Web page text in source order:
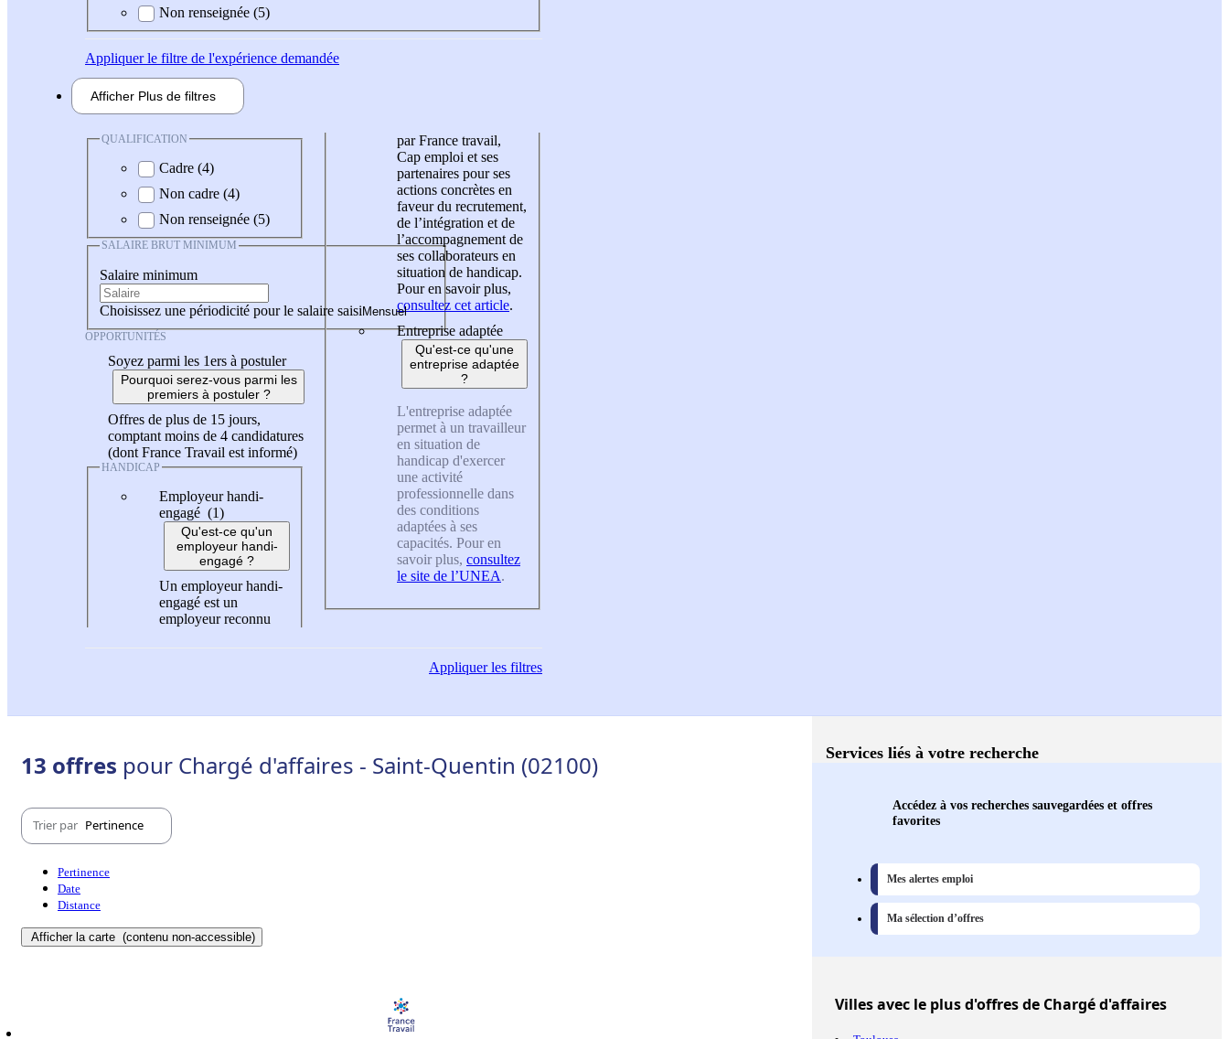
Non renseignée (5)
Appliquerle filtre de l'expérience demandée
Afficher Plus de filtres
QUALIFICATION
Cadre (4)
Non cadre (4)
Non renseignée (5)
SALAIRE BRUT MINIMUM
Salaire minimum
Choisissez une périodicité pour le salaire saisi
OPPORTUNITÉS
Soyez parmi les 1ers à postuler
Pourquoi serez-vous parmi les
premiers à postuler ?
Offres de plus de 15 jours,
comptant moins de 4 candidatures
(dont France Travail est informé)
HANDICAP
Employeur handi-
engagé (1)
Qu'est-ce qu'un
employeur handi-
engagé ?
Un employeur handi-
engagé est un
employeur reconnu
par France travail,
Cap emploi et ses
partenaires pour ses
actions concrètes en
faveur du recrutement,
de l’intégration et de
l’accompagnement de
ses collaborateurs en
situation de handicap.
Pour en savoir plus,
consultez cet article.
Entreprise adaptée
Qu'est-ce qu'une
entreprise adaptée
?
L'entreprise adaptée
permet à un travailleur
en situation de
handicap d'exercer
une activité
professionnelle dans
des conditions
adaptées à ses
capacités. Pour en
savoir plus, consultez
le site de l’UNEA.
Appliquerles filtres
13 offres pour Chargé d'affaires - Saint-Quentin (02100)
Trier par Pertinence
Pertinence
Date
Distance
Afficher la carte (contenu non-accessible)
Services liés à votre recherche
Accédez à vos recherches sauvegardées et offres
favorites
Mes alertes emploi
Ma sélection d’offres
Villesavec le plus d'offres de Chargé d'affaires